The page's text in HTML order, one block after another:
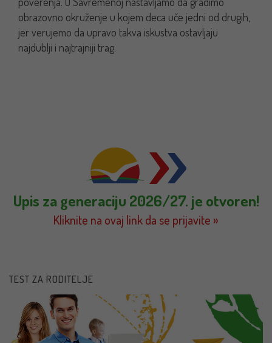
TEST ZA RODITELJE
obrazovno okruženje u kojem deca uče jedni od drugih,
jer verujemo da upravo takva iskustva ostavljaju
najdublji i najtrajniji trag.
Upis za generaciju 2026/27. je otvoren!
Kliknite na ovaj link da se prijavite »